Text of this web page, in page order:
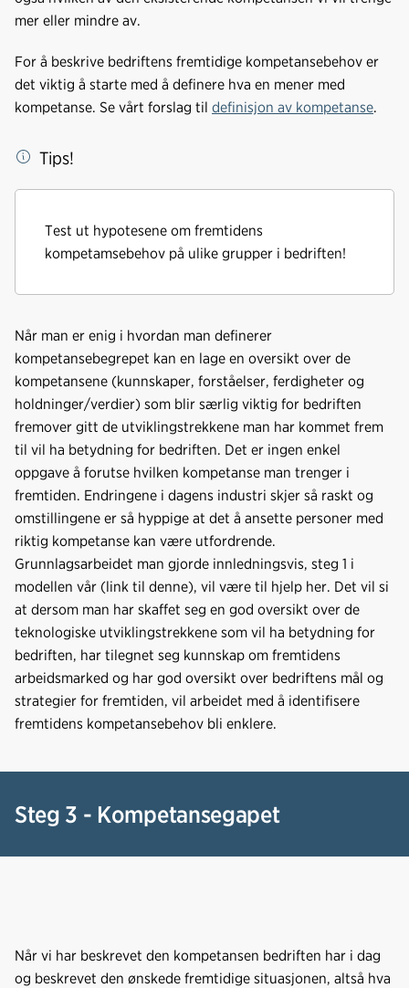
mer eller mindre av.
For å beskrive bedriftens fremtidige kompetansebehov er
det viktig å starte med å definere hva en mener med
kompetanse. Se vårt forslag til definisjon av kompetanse.
Tips!
Test ut hypotesene om fremtidens
kompetamsebehov på ulike grupper i bedriften!
Når man er enig i hvordan man definerer
kompetansebegrepet kan en lage en oversikt over de
kompetansene (kunnskaper, forståelser, ferdigheter og
holdninger/verdier) som blir særlig viktig for bedriften
fremover gitt de utviklingstrekkene man har kommet frem
til vil ha betydning for bedriften. Det er ingen enkel
oppgave å forutse hvilken kompetanse man trenger i
fremtiden. Endringene i dagens industri skjer så raskt og
omstillingene er så hyppige at det å ansette personer med
riktig kompetanse kan være utfordrende.
Grunnlagsarbeidet man gjorde innledningsvis, steg 1 i
modellen vår (link til denne), vil være til hjelp her. Det vil si
at dersom man har skaffet seg en god oversikt over de
teknologiske utviklingstrekkene som vil ha betydning for
bedriften, har tilegnet seg kunnskap om fremtidens
arbeidsmarked og har god oversikt over bedriftens mål og
strategier for fremtiden, vil arbeidet med å identifisere
fremtidens kompetansebehov bli enklere.
Steg 3 - Kompetansegapet
Når vi har beskrevet den kompetansen bedriften har i dag
og beskrevet den ønskede fremtidige situasjonen, altså hva